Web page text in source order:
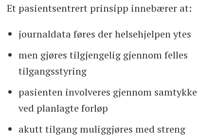
Et pasientsentrert prinsipp innebærer at:
journaldata føres der helsehjelpen ytes
men gjøres tilgjengelig gjennom felles
tilgangsstyring
pasienten involveres gjennom samtykke
ved planlagte forløp
akutt tilgang muliggjøres med streng